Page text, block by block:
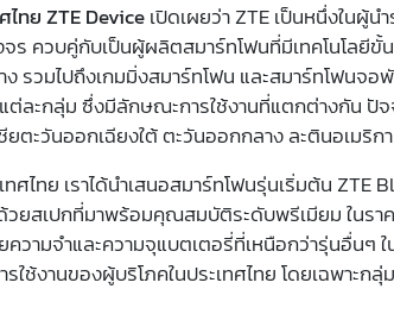
ทย ZTE Deviceเปิดเผยว่า ZTE เป็นหนึ่งในผู้น
จร ควบคู่กับเป็นผู้ผลิตสมาร์ทโฟนที่มีเทคโนโล
รวมไปถึงเกมมิ่งสมาร์ทโฟน และสมาร์ทโฟนจ
ละกลุ่ม ซึ่งมีลักษณะการใช้งานที่แตกต่างกัน ปัจ
ตะวันออกเฉียงใต้ ตะวันออกกลาง ละตินอเมริก
ศไทย เราได้นำเสนอสมาร์ทโฟนรุ่นเริ่มต้น ZTE
ด้วยสเปกที่มาพร้อมคุณสมบัติระดับพรีเมียม ในร
ามจำและความจุแบตเตอรี่ที่เหนือกว่ารุ่นอื่นๆ
ใช้งานของผู้บริโภคในประเทศไทย โดยเฉพาะ